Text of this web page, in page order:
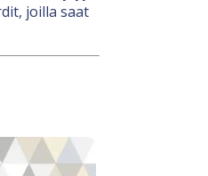
joilla saat